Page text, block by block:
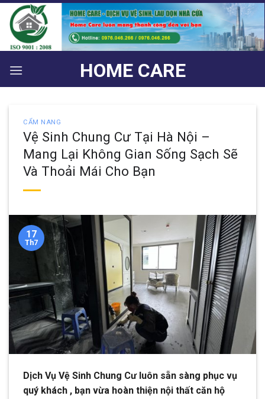
Bỏ
qua
nội
dung
HOME CARE
CẨM NANG
Vệ Sinh Chung Cư Tại Hà Nội –
Mang Lại Không Gian Sống Sạch Sẽ
Và Thoải Mái Cho Bạn
17
Th7
Dịch Vụ Vệ Sinh Chung Cư luôn sẵn sàng phục vụ
quý khách , bạn vừa hoàn thiện nội thất căn hộ